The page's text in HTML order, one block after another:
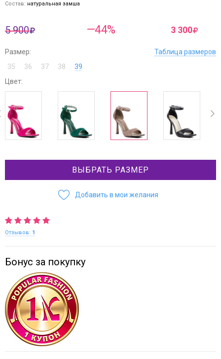
Состав: натуральная замша
5 900 —44% 3 300
Размер:
Таблица размеров
35
36 37 38
39
Цвет:
ВЫБРАТЬ РАЗМЕР
Добавить в мои желания
Отзывов: 1
Бонус за покупку